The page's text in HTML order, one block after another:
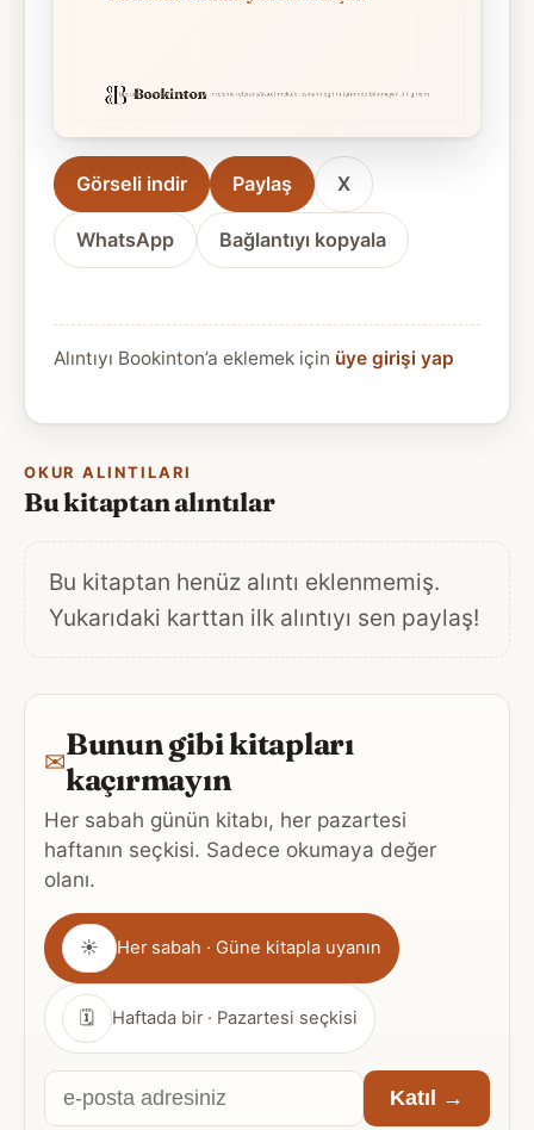
Görseli indir Paylaş X
WhatsApp Bağlantıyı kopyala
Alıntıyı Bookinton’a eklemek için üye girişi yap
OKUR ALINTILARI
Bu kitaptan alıntılar
Bu kitaptan henüz alıntı eklenmemiş.
Yukarıdaki karttan ilk alıntıyı sen paylaş!
✉Bunun gibi kitapları
kaçırmayın
Her sabah günün kitabı, her pazartesi
haftanın seçkisi. Sadece okumaya değer
olanı.
Gönderim
sıklığı
☀ Her sabah · Güne kitapla uyanın
🗓 Haftada bir · Pazartesi seçkisi
E-
posta
Katıl →